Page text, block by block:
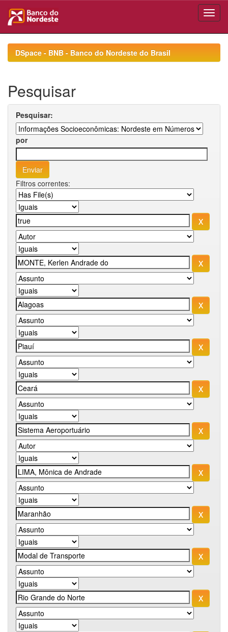
navigationDSpace - BNB - Banco do Nordeste do Brasil
Pesquisar
Pesquisar:
por
Filtros correntes: